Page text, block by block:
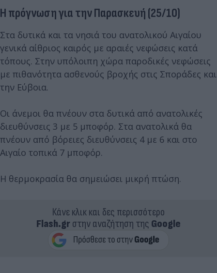
Η πρόγνωση για την Παρασκευή (25/10)
Στα δυτικά και τα νησιά του ανατολικού Αιγαίου
γενικά αίθριος καιρός με αραιές νεφώσεις κατά
τόπους. Στην υπόλοιπη χώρα παροδικές νεφώσεις
με πιθανότητα ασθενούς βροχής στις Σποράδες και
την Εύβοια.
Οι άνεμοι θα πνέουν στα δυτικά από ανατολικές
διευθύνσεις 3 με 5 μποφόρ. Στα ανατολικά θα
πνέουν από βόρειες διευθύνσεις 4 με 6 και στο
Αιγαίο τοπικά 7 μποφόρ.
Η θερμοκρασία θα σημειώσει μικρή πτώση.
Κάνε κλικ και δες περισσότερο
Flash.grστην αναζήτηση της Google